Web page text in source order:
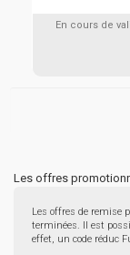
En cours de
Les offres
Les offres de remise
terminées. Il est
effet, un code réduc